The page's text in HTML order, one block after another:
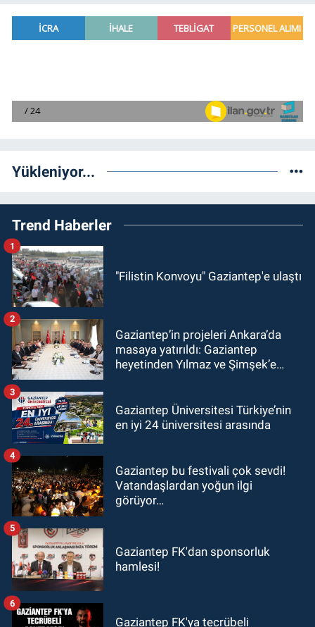
Yükleniyor...
Trend Haberler
"Filistin Konvoyu" Gaziantep'e ulaştı
1
Gaziantep’in projeleri Ankara’da
masaya yatırıldı: Gaziantep
heyetinden Yılmaz ve Şimşek’e
2
Gaziantep Üniversitesi Türkiye’nin
en iyi 24 üniversitesi arasında
3
Gaziantep bu festivali çok sevdi!
Vatandaşlardan yoğun ilgi
görüyor…
4
Gaziantep FK'dan sponsorluk
hamlesi!
5
Gaziantep FK'ya tecrübeli
6